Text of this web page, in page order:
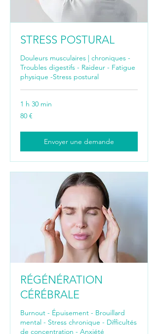
STRESS POSTURAL
Douleurs musculaires | chroniques -
Troubles digestifs - Raideur - Fatigue
physique -Stress postural
1 h 30 min
80
euros
80 €
Envoyer une demande
RÉGÉNÉRATION
CÉRÉBRALE
Burnout - Épuisement - Brouillard
mental - Stress chronique - Difficultés
de concentration - Anxiété